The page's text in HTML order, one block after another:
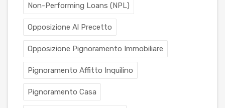
Non-Performing Loans (NPL)
Opposizione Al Precetto
Opposizione Pignoramento Immobiliare
Pignoramento Affitto Inquilino
Pignoramento Casa